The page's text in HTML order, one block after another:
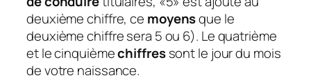
deuxième chiffre, ce moyensque le
deuxième chiffre sera 5 ou 6). Le quatrième
et le cinquièmechiffressont le jour du mois
de votre naissance.